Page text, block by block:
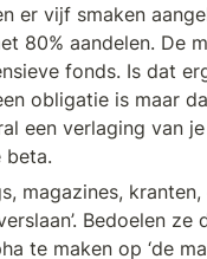
er vijf smaken
80% aandelen. De
fonds. Is dat
obligatie is maar
een verlaging van
beta.
magazines,
Bedoelen ze
te maken op ‘de